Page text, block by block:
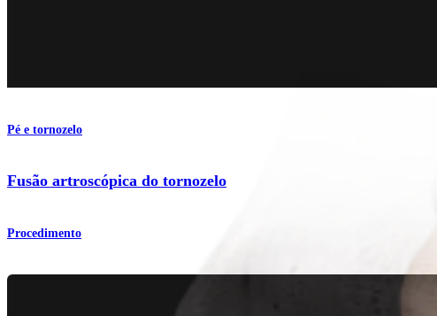
Pé e tornozelo
Fusão artroscópica do tornozelo
Procedimento